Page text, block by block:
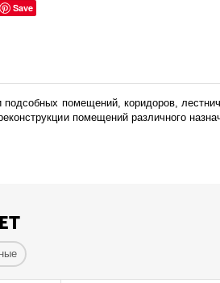
Save
помещений, коридоров,
помещений различного